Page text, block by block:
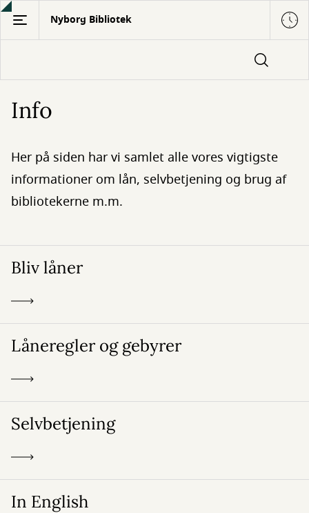
Gå
hovedindhold
Nyborg Bibliotek
Info
Her på siden har vi samlet alle vores vigtigste
informationer om lån, selvbetjening og brug af
bibliotekerne m.m.
Bliv låner
Låneregler og gebyrer
Selvbetjening
In English